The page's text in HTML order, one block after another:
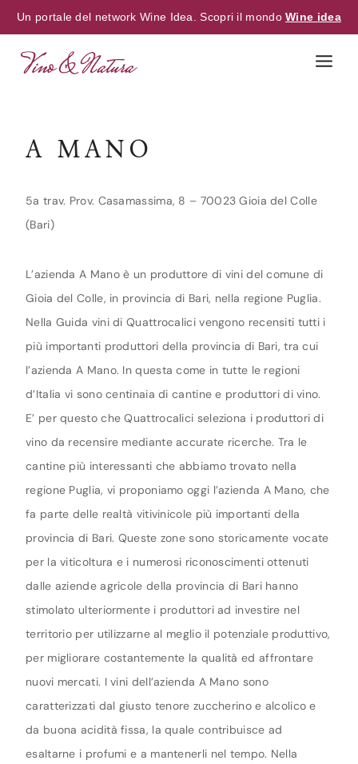
Un portale del network Wine Idea. Scopri il mondoWine idea
A MANO
5a trav. Prov. Casamassima, 8 – 70023 Gioia del Colle
(Bari)
L’azienda A Mano è un produttore di vini del comune di
Gioia del Colle, in provincia di Bari, nella regione Puglia.
Nella Guida vini di Quattrocalici vengono recensiti tutti i
più importanti produttori della provincia di Bari, tra cui
l’azienda A Mano. In questa come in tutte le regioni
d’Italia vi sono centinaia di cantine e produttori di vino.
E’ per questo che Quattrocalici seleziona i produttori di
vino da recensire mediante accurate ricerche. Tra le
cantine più interessanti che abbiamo trovato nella
regione Puglia, vi proponiamo oggi l’azienda A Mano, che
fa parte delle realtà vitivinicole più importanti della
provincia di Bari. Queste zone sono storicamente vocate
per la viticoltura e i numerosi riconoscimenti ottenuti
dalle aziende agricole della provincia di Bari hanno
stimolato ulteriormente i produttori ad investire nel
territorio per utilizzarne al meglio il potenziale produttivo,
per migliorare costantemente la qualità ed affrontare
nuovi mercati. I vini dell’azienda A Mano sono
caratterizzati dal giusto tenore zuccherino e alcolico e
da buona acidità fissa, la quale contribuisce ad
esaltarne i profumi e a mantenerli nel tempo. Nella